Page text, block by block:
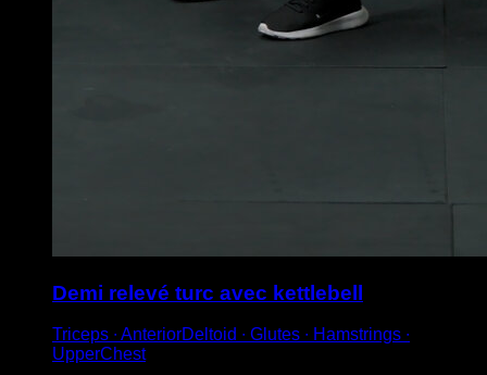
Demi relevé turc avec kettlebell
Triceps ∙ AnteriorDeltoid ∙ Glutes ∙ Hamstrings ∙
UpperChest